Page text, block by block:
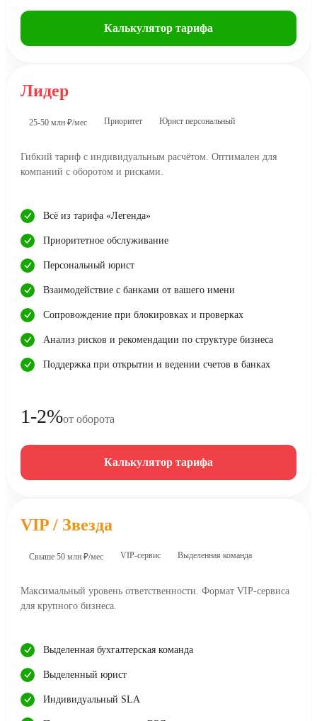
Калькулятор тарифа
Лидер
25-50 млн ₽/мес Приоритет Юрист персональный
Гибкий тариф с индивидуальным расчётом. Оптимален для
компаний с оборотом и рисками.
Всё из тарифа «Легенда»
Приоритетное обслуживание
Персональный юрист
Взаимодействие с банками от вашего имени
Сопровождение при блокировках и проверках
Анализ рисков и рекомендации по структуре бизнеса
Поддержка при открытии и ведении счетов в банках
1-2%от оборота
Калькулятор тарифа
VIP / Звезда
Свыше 50 млн ₽/мес VIP-сервис Выделенная команда
Максимальный уровень ответственности. Формат VIP-сервиса
для крупного бизнеса.
Выделенная бухгалтерская команда
Выделенный юрист
Индивидуальный SLA